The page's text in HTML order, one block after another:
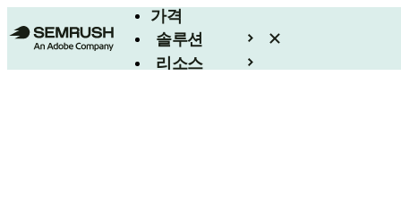
가격
솔루션
리소스